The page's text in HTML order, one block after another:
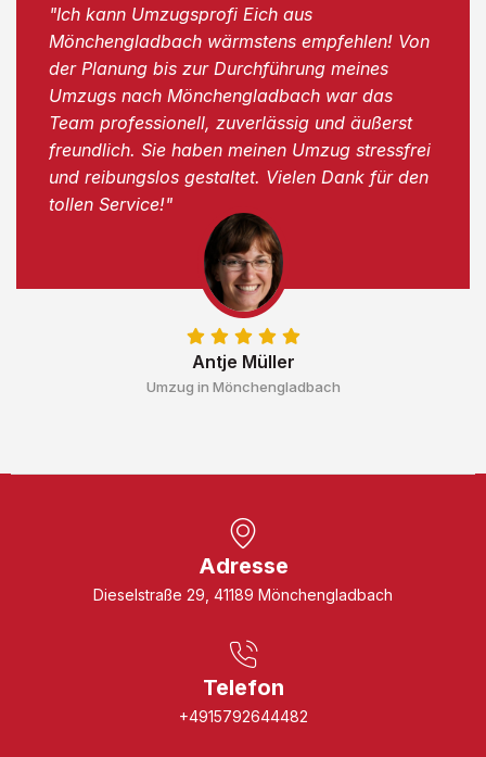
Antje Müller
Umzug in Mönchengladbach
"Ich kann Umzugsprofi Eich aus
Mönchengladbach wärmstens empfehlen! Von
der Planung bis zur Durchführung meines
Umzugs nach Mönchengladbach war das
Team professionell, zuverlässig und äußerst
freundlich. Sie haben meinen Umzug stressfrei
und reibungslos gestaltet. Vielen Dank für den
tollen Service!"
Adresse
Dieselstraße 29, 41189 Mönchengladbach
Telefon
+4915792644482